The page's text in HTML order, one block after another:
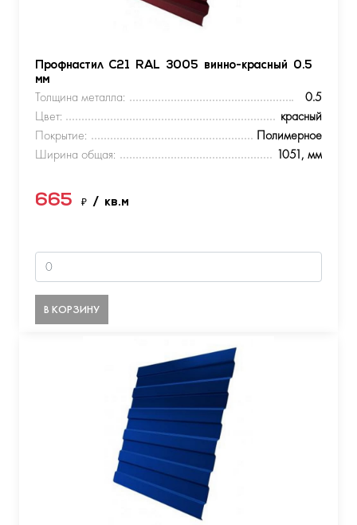
Профнастил С21 RAL 3005 винно-красный 0.5
мм
Толщина металла:
0.5
Цвет:
красный
Покрытие:
Полимерное
Ширина общая:
1051, мм
665 ₽ / кв.м
В КОРЗИНУ